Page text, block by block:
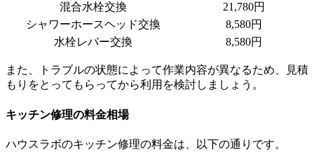
混合水栓交換
21,780円
シャワーホースヘッド交換
8,580円
水栓レバー交換
8,580円
また、トラブルの状態によって作業内容が異なるため、見積
もりをとってもらってから利用を検討しましょう。
キッチン修理の料金相場
ハウスラボのキッチン修理の料金は、以下の通りです。